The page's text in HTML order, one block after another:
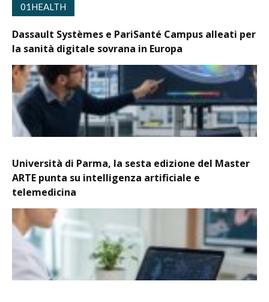
01HEALTH
Dassault Systèmes e PariSanté Campus alleati per
la sanità digitale sovrana in Europa
Università di Parma, la sesta edizione del Master
ARTE punta su intelligenza artificiale e
telemedicina